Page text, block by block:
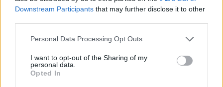
Downstream Participants that may further disclose it to other
Personal Data Processing Opt Outs
I want to opt-out of the Sharing of my
personal data.
Opted In